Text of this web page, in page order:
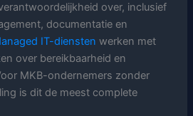
over, inclusief
documentatie en
IT-diensten werken met
over bereikbaarheid en
MKB-ondernemers zonder
is dit de meest complete